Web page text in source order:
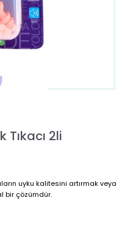
2li
uyku kalitesini artırmak veya
bir çözümdür.